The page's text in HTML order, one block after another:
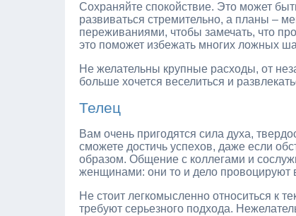
Сохраняйте спокойствие. Это может
развиваться стремительно, а планы –
переживаниями, чтобы замечать, что
это поможет избежать многих ложных
Не желательны крупные расходы, от
больше хочется веселиться и
Телец
Вам очень пригодятся сила духа,
сможете достичь успехов, даже если
образом. Общение с коллегами и
женщинами: они то и дело провоцируют
Не стоит легкомысленно относиться к
требуют серьезного подхода.